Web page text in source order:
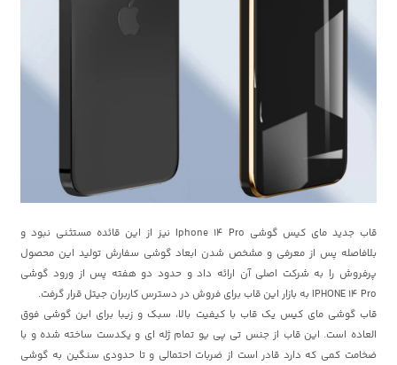
قاب جدید مای کیس گوشی Iphone 14 Pro نیز از این قائده مستثنی نبود و
بلافاصله پس از معرفی و مشخص شدن ابعاد گوشی سفارش تولید این محصول
پرفروش را به شرکت اصلی آن ارائه داد و حدود دو هفته پس از ورود گوشی
IPHONE 14 Pro به بازار این قاب برای فروش در دسترس کاربران جیتل قرار گرفت.
قاب گوشی مای کیس یک قاب با کیفیت بالا، سبک و زیبا برای این گوشی فوق
العاده است. این قاب از جنس تی پی یو تمام ژله ای و یکدست ساخته شده و با
ضخامت کمی که دارد قادر است از ضربات احتمالی و تا حدودی سنگین به گوشی